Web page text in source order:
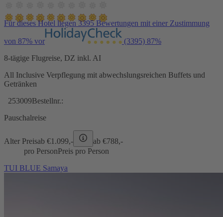
Für dieses Hotel liegen 3395 Bewertungen mit einer Zustimmung
von 87% vor (3395) 87%
8-tägige Flugreise, DZ inkl. AI
All Inclusive Verpflegung mit abwechslungsreichen Buffets und
Getränken
253009Bestellnr.:
Pauschalreise
Alter Preisab €1.099,- ab €788,-
pro PersonPreis pro Person
TUI BLUE Samaya